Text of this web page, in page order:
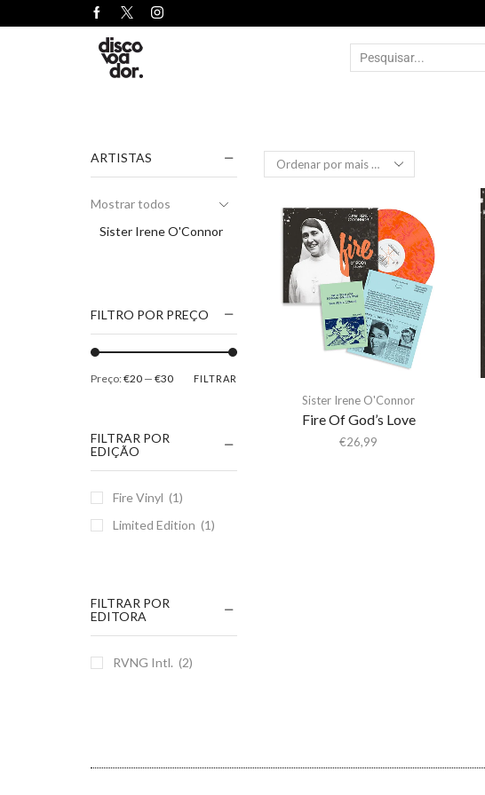
Sister Irene O'Connor
Fire Of God’s Love
€26,99
ARTISTAS
Mostrar todos
Sister Irene O'Connor
FILTRO POR PREÇO
FILTRAR
Preço:€20 — €30
FILTRAR POR
EDIÇÃO
Fire Vinyl (1)
Limited Edition (1)
FILTRAR POR
EDITORA
RVNG Intl. (2)